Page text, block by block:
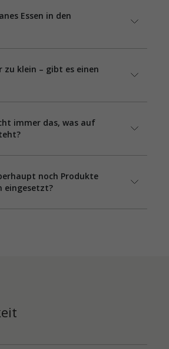
Essen in den
zu klein – gibt es einen
immer das, was auf
noch Produkte
eingesetzt?